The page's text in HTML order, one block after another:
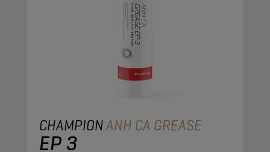
CHAMPIONANH CA GREASE
EP 3